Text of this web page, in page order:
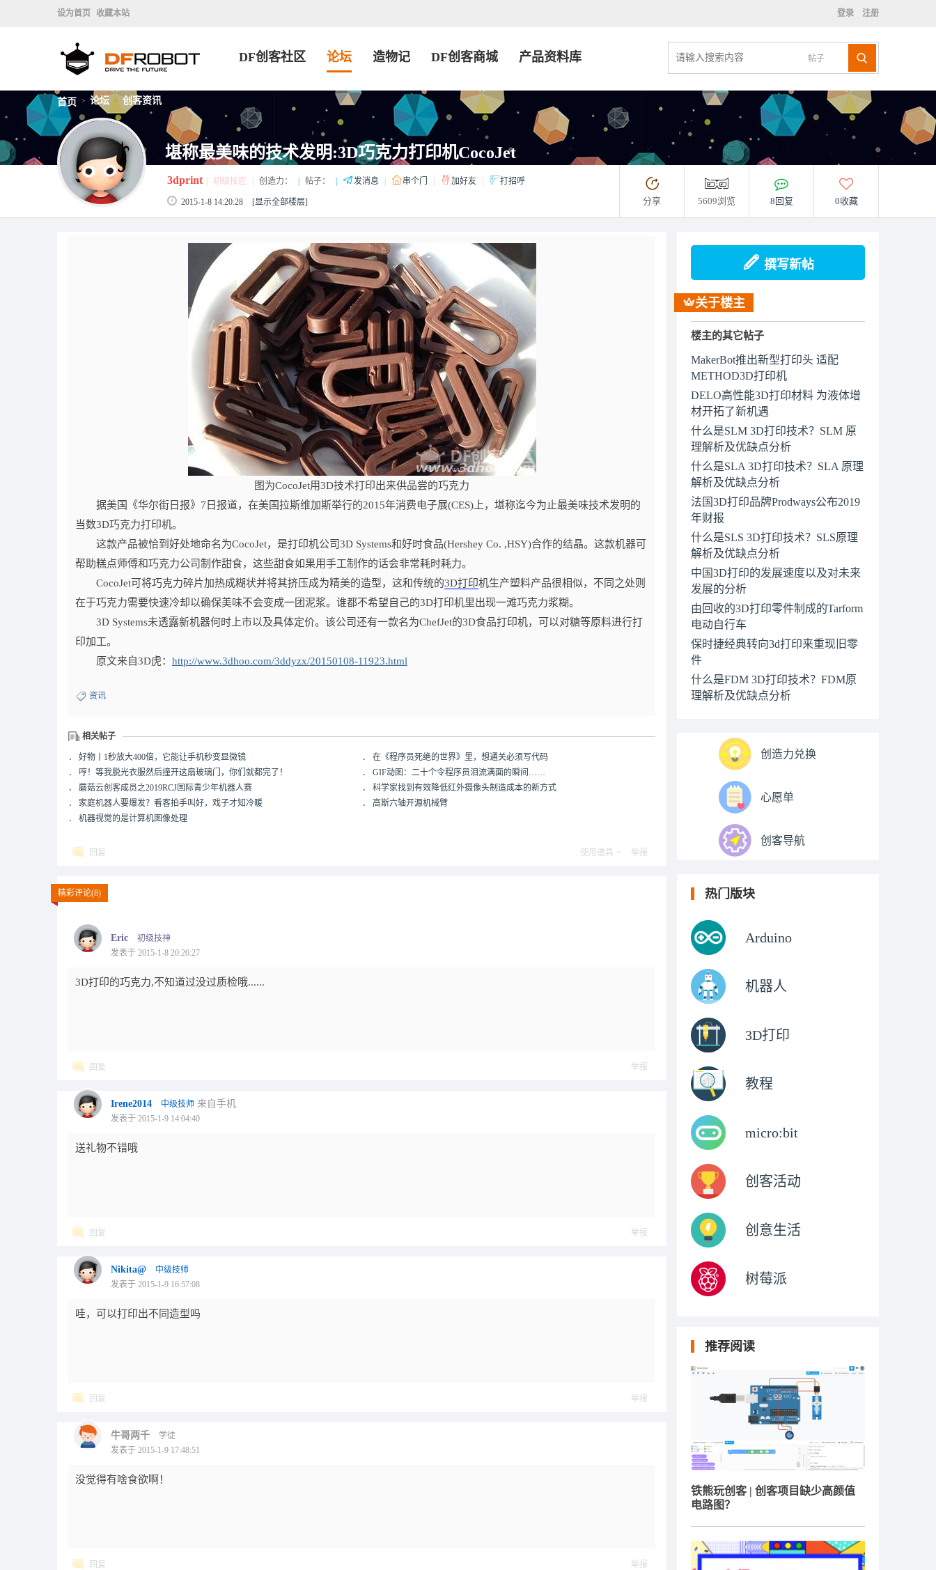
设为首页 收藏本站 登录 注册
帖子
DF创客社区 论坛 造物记 DF创客商城 产品资料库
首页 > 论坛 > 创客资讯
堪称最美味的技术发明:3D巧克力打印机CocoJet
3dprint 初级技匠 创造力： 帖子： 发消息 串个门 加好友 打招呼
2015-1-8 14:20:28 [显示全部楼层] 分享 5609浏览 8回复 0收藏
图为CocoJet用3D技术打印出来供品尝的巧克力
据美国《华尔街日报》7日报道，在美国拉斯维加斯举行的2015年消费电子展(CES)上，堪称迄今为止最美味技术发明的
当数3D巧克力打印机。
这款产品被恰到好处地命名为CocoJet，是打印机公司3D Systems和好时食品(Hershey Co. ,HSY)合作的结晶。这款机器可
帮助糕点师傅和巧克力公司制作甜食，这些甜食如果用手工制作的话会非常耗时耗力。
CocoJet可将巧克力碎片加热成糊状并将其挤压成为精美的造型，这和传统的3D打印机生产塑料产品很相似，不同之处则
在于巧克力需要快速冷却以确保美味不会变成一团泥浆。谁都不希望自己的3D打印机里出现一滩巧克力浆糊。
3D Systems未透露新机器何时上市以及具体定价。该公司还有一款名为ChefJet的3D食品打印机，可以对糖等原料进行打
印加工。
原文来自3D虎： http://www.3dhoo.com/3ddyzx/20150108-11923.html
资讯
相关帖子
． 好物丨1秒放大400倍，它能让手机秒变显微镜 ． 在《程序员死绝的世界》里，想通关必须写代码
． 哼！等我脱光衣服然后撞开这扇玻璃门，你们就都完了！ ． GIF动图：二十个令程序员泪流满面的瞬间……
． 蘑菇云创客成员之2019RCJ国际青少年机器人赛 ． 科学家找到有效降低红外摄像头制造成本的新方式
． 家庭机器人要爆发？看客拍手叫好，戏子才知冷暖 ．
高斯六轴开源机械臂
． 机器视觉的是计算机图像处理
回复 使用道具 举报
精彩评论(8)
Eric
初级技神
发表于 2015-1-8 20:26:27
3D打印的巧克力,不知道过没过质检哦......
回复 举报
Irene2014 中级技师 来自手机
发表于 2015-1-9 14:04:40
送礼物不错哦
回复 举报
Nikita@
中级技师
发表于 2015-1-9 16:57:08
哇，可以打印出不同造型吗
回复 举报
牛哥两千
学徒
发表于 2015-1-9 17:48:51
没觉得有啥食欲啊！
回复 举报
撰写新帖
关于楼主
楼主的其它帖子
MakerBot推出新型打印头 适配
METHOD3D打印机
DELO高性能3D打印材料 为液体增
材开拓了新机遇
什么是SLM 3D打印技术？SLM 原
理解析及优缺点分析
什么是SLA 3D打印技术？SLA 原理
解析及优缺点分析
法国3D打印品牌Prodways公布2019
年财报
什么是SLS 3D打印技术？SLS原理
解析及优缺点分析
中国3D打印的发展速度以及对未来
发展的分析
由回收的3D打印零件制成的Tarform
电动自行车
保时捷经典转向3d打印来重现旧零
件
什么是FDM 3D打印技术？FDM原
理解析及优缺点分析
创造力兑换
心愿单
创客导航
热门版块
Arduino
机器人
3D打印
教程
micro:bit
创客活动
创意生活
树莓派
推荐阅读
铁熊玩创客 | 创客项目缺少高颜值
电路图？